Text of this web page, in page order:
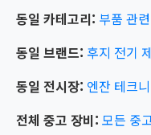
동일 카테고리: 부품 관련
동일 브랜드: 후지 전기
동일 전시장: 엔잔 테크
전체 중고 장비: 모든 중